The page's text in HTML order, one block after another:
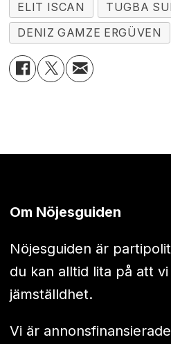
ELIT ISCAN
TUGBA
DENIZ GAMZE ERGÜVEN
Om Nöjesguiden
Nöjesguiden är
du kan alltid lita på att
jämställdhet.
Vi är